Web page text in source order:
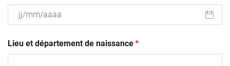
slash
MM
Lieu et département de naissance(obligatoire)
*